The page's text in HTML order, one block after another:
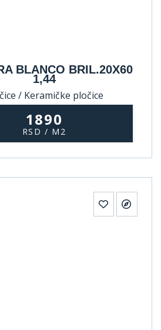
BLANCO BRIL.20X60
1,44
/ Keramičke pločice
1890
RSD / M2